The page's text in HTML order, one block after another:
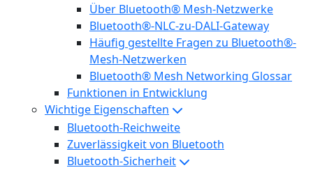
Über Bluetooth® Mesh-Netzwerke
Bluetooth®-NLC-zu-DALI-Gateway
Häufig gestellte Fragen zu Bluetooth®-
Mesh-Netzwerken
Bluetooth® Mesh Networking Glossar
Funktionen in Entwicklung
Wichtige Eigenschaften
Bluetooth-Reichweite
Zuverlässigkeit von Bluetooth
Bluetooth-Sicherheit